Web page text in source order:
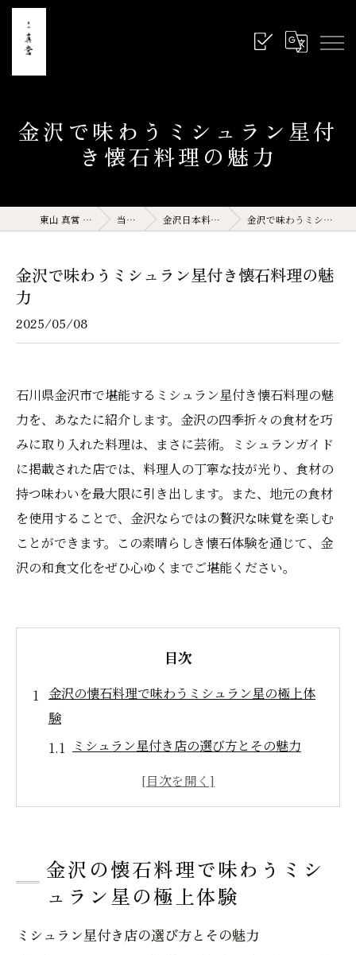
金沢で味わうミシュラン星付
き懐石料理の魅力
東山 真営 石川県 金沢 和食 当店の特徴 金沢日本料理(サイト運営記事) 金沢で味わうミシュラン星付き懐石料理の魅力
金沢で味わうミシュラン星付き懐石料理の魅
力
2025/05/08
石川県金沢市で堪能するミシュラン星付き懐石料理の魅
力を、あなたに紹介します。金沢の四季折々の食材を巧
みに取り入れた料理は、まさに芸術。ミシュランガイド
に掲載された店では、料理人の丁寧な技が光り、食材の
持つ味わいを最大限に引き出します。また、地元の食材
を使用することで、金沢ならではの贅沢な味覚を楽しむ
ことができます。この素晴らしき懐石体験を通じて、金
沢の和食文化をぜひ心ゆくまでご堪能ください。
目次
金沢の懐石料理で味わうミシュラン星の極上体
験
ミシュラン星付き店の選び方とその魅力
懐石料理の歴史と金沢の伝統
ミシュランガイドが評価するポイント
金沢の懐石で体感する贅沢なひととき
き
金沢の懐石料理で味わうミシ
ュラン星の極上体験
ミシュラン星付き店の選び方とその魅力